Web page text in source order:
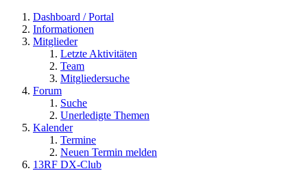
Dashboard / Portal
Informationen
Mitglieder
Letzte Aktivitäten
Team
Mitgliedersuche
Forum
Suche
Unerledigte Themen
Kalender
Termine
Neuen Termin melden
13RF DX-Club